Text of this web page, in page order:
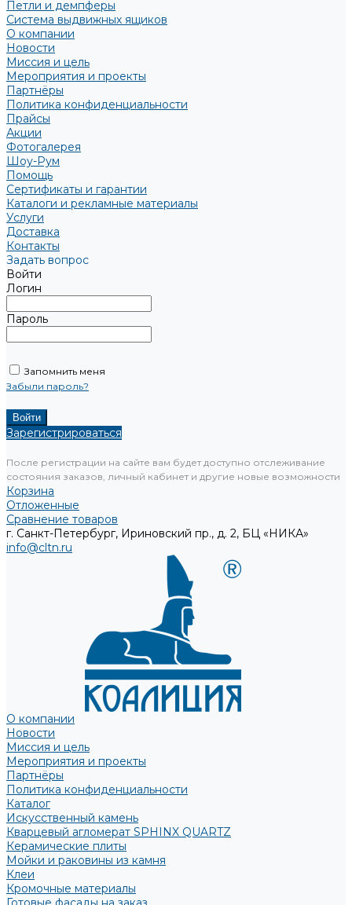
Петли и демпферы
Система выдвижных ящиков
О компании
Новости
Миссия и цель
Мероприятия и проекты
Партнёры
Политика конфиденциальности
Прайсы
Акции
Фотогалерея
Шоу-Рум
Помощь
Сертификаты и гарантии
Каталоги и рекламные материалы
Услуги
Доставка
Контакты
Задать вопрос
Войти
Логин
Пароль
Запомнить меня
Забыли пароль?
Зарегистрироваться
После регистрации на сайте вам будет доступно отслеживание
состояния заказов, личный кабинет и другие новые возможности
Корзина
Отложенные
Сравнение товаров
г. Санкт-Петербург, Ириновский пр., д. 2, БЦ «НИКА»
info@cltn.ru
О компании
Новости
Миссия и цель
Мероприятия и проекты
Партнёры
Политика конфиденциальности
Каталог
Искусственный камень
Кварцевый агломерат SPHINX QUARTZ
Керамические плиты
Мойки и раковины из камня
Клеи
Кромочные материалы